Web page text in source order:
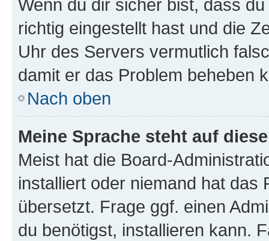
Wenn du dir sicher bist, dass
richtig eingestellt hast und die
Uhr des Servers vermutlich
damit er das Problem beheben
Nach oben
Meine Sprache steht auf
Meist hat die Board-
installiert oder niemand hat das
übersetzt. Frage ggf. einen
du benötigst, installieren kann.